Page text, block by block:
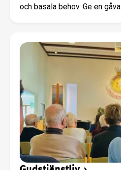
och basala behov. Ge en